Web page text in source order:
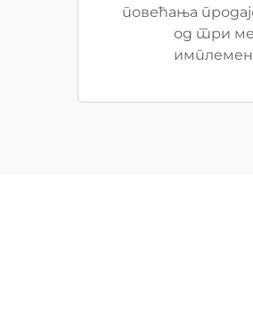
повећања
од три